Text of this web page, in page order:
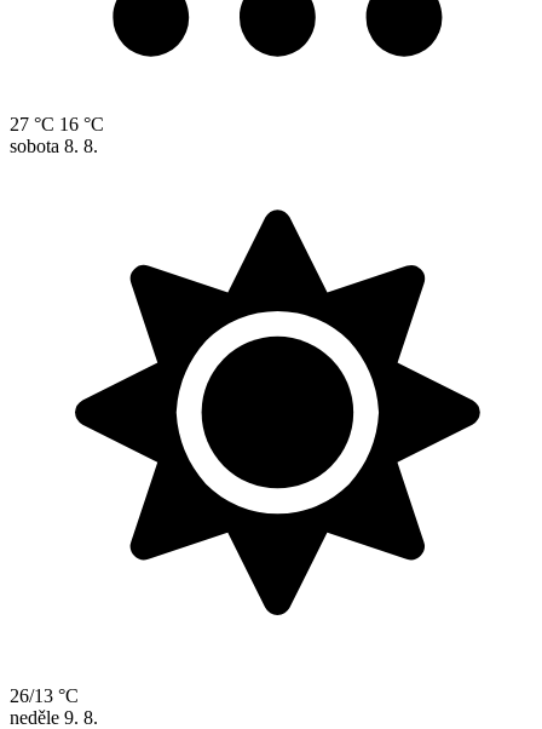
27 °C 16 °C
sobota 8. 8.
26/13 °C
neděle 9. 8.